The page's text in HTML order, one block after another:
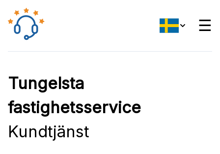
☰
Tungelsta
fastighetsservice
Kundtjänst